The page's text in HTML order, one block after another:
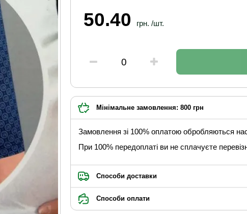
50.40 грн. /шт.
Мінімальне замовлення: 800 грн
Замовлення зі 100% оплатою обробляються
При 100% передоплаті ви не сплачуєте
Способи доставки
Способи оплати